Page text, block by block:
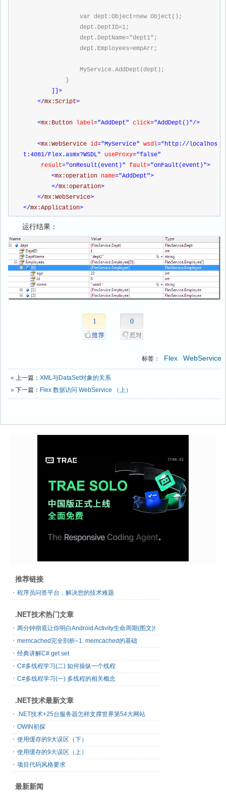
                var dept:Object=new Object();
                dept.DeptID=1;
                dept.DeptName="dept1";
                dept.Employees=empArr;
                MyService.AddDept(dept);
            }
]]>
</mx:Script>
<mx:Button label="AddDept" click="AddDept()"/>
<mx:WebService id="MyService" wsdl="http://localhos
t:4081/Flex.asmx?WSDL" useProxy="false"
     result
="onResult(event)" fault="onFault(event)">
<mx:operation name="AddDept">
</mx:operation>
</mx:WebService>
</mx:Application>
运行结果：
1 0
标签： Flex WebService
« 上一篇： XML与DataSet对象的关系
» 下一篇： Flex 数据访问 WebService （上）
推荐链接
程序员问答平台，解决您的技术难题
.NET技术热门文章
两分钟彻底让你明白Android Activity生命周期(图文)!
memcached完全剖析–1. memcached的基础
经典讲解C# get set
C#多线程学习(二) 如何操纵一个线程
C#多线程学习(一) 多线程的相关概念
.NET技术最新文章
.NET技术+25台服务器怎样支撑世界第54大网站
OWIN初探
使用缓存的9大误区（下）
使用缓存的9大误区（上）
项目代码风格要求
最新新闻